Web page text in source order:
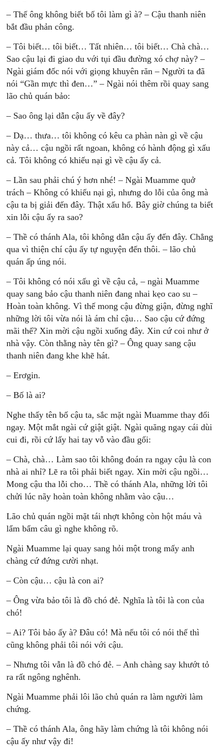
– Thế ông không biết bố tôi làm gì à? – Cậu thanh niên
bắt đầu phản công.
– Tôi biết… tôi biết… Tất nhiên… tôi biết… Chà chà…
Sao cậu lại đi giao du với tụi đầu đường xó chợ này? –
Ngài giám đốc nói với giọng khuyên răn – Người ta đã
nói “Gần mực thì đen…” – Ngài nói thêm rồi quay sang
lão chủ quán bảo:
– Sao ông lại dẫn cậu ấy về đây?
– Dạ… thưa… tôi không có kêu ca phàn nàn gì về cậu
này cả… cậu ngồi rất ngoan, không có hành động gì xấu
cả. Tôi không có khiếu nại gì về cậu ấy cả.
– Lần sau phải chú ý hơn nhé! – Ngài Muamme quở
trách – Không có khiếu nại gì, nhưng do lỗi của ông mà
cậu ta bị giải đến đây. Thật xấu hổ. Bây giờ chúng ta biết
xin lỗi cậu ấy ra sao?
– Thề có thánh Ala, tôi không dẫn cậu ấy đến đây. Chẳng
qua vì thiện chí cậu ấy tự nguyện đến thôi. – lão chủ
quán ấp úng nói.
– Tôi không có nói xấu gì về cậu cả, – ngài Muamme
quay sang bảo cậu thanh niên đang nhai kẹo cao su –
Hoàn toàn không. Vì thế mong cậu đừng giận, đừng nghĩ
những lời tôi vừa nói là ám chỉ cậu… Sao cậu cứ đứng
mãi thế? Xin mời cậu ngồi xuống đây. Xin cứ coi như ở
nhà vậy. Còn thằng này tên gì? – Ông quay sang cậu
thanh niên đang khe khẽ hát.
– Erơgin.
– Bố là ai?
Nghe thấy tên bố cậu ta, sắc mặt ngài Muamme thay đổi
ngay. Một mắt ngài cứ giật giật. Ngài quăng ngay cái dùi
cui đi, rồi cứ lấy hai tay vỗ vào đầu gối:
– Chà, chà… Làm sao tôi không đoán ra ngay cậu là con
nhà ai nhỉ? Lẽ ra tôi phải biết ngay. Xin mời cậu ngồi…
Mong cậu tha lỗi cho… Thề có thánh Ala, những lời tôi
chửi lúc nãy hoàn toàn không nhằm vào cậu…
Lão chủ quán ngồi mặt tái nhợt không còn hột máu và
lẩm bẩm câu gì nghe không rõ.
Ngài Muamme lại quay sang hỏi một trong mấy anh
chàng cứ đứng cười nhạt.
– Còn cậu… cậu là con ai?
– Ông vừa bảo tôi là đồ chó đẻ. Nghĩa là tôi là con của
chó!
– Ai? Tôi bảo ấy à? Đâu có! Mà nếu tôi có nói thế thì
cũng không phải tôi nói với cậu.
– Nhưng tôi vẫn là đồ chó đẻ. – Anh chàng say khướt tỏ
ra rất ngông nghênh.
Ngài Muamme phải lôi lão chủ quán ra làm người làm
chứng.
– Thề có thánh Ala, ông hãy làm chứng là tôi không nói
cậu ấy như vậy đi!